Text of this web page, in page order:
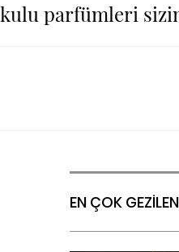
parfümleri
EN ÇOK